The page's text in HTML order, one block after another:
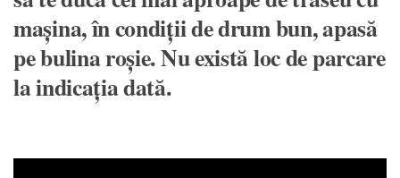
maşina, în condiţii de drum bun, apasă
pe bulina roşie. Nu există loc de parcare
la indicaţia dată.